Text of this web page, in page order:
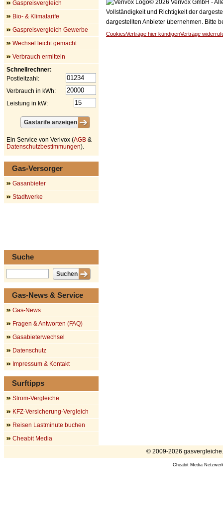
© 2026 Verivox GmbH -
Vollständigkeit und Richtigkeit der
dargestellten Anbieter übernehmen. Bitte
CookiesVerträge hier kündigenVerträge
Gaspreisvergleich
Bio- & Klimatarife
Gaspreisvergleich Gewerbe
Wechsel leicht gemacht
Verbrauch ermitteln
Schnellrechner:
Postleitzahl:
Verbrauch in kWh:
Leistung in kW:
Ein Service von Verivox (AGB &
Datenschutzbestimmungen).
Gas-Versorger
Gasanbieter
Stadtwerke
Suche
Gas-News & Service
Gas-News
Fragen & Antworten (FAQ)
Gasabieterwechsel
Datenschutz
Impressum & Kontakt
Surftipps
Strom-Vergleiche
KFZ-Versicherung-Vergleich
Reisen Lastminute buchen
Cheabit Media
© 2009-2026
Cheabit Media